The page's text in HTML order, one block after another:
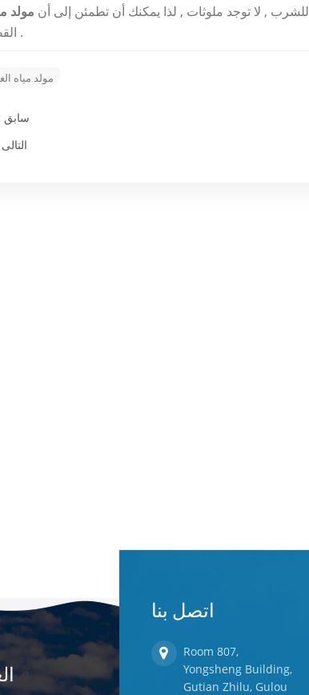
للشرب , لا توجد ملوثات , لذا يمكنك أن تطمئن إلى أن مولد
القطاعات , بإمكانيات متنوعة , هناك دائمًا واحدًا مناسبًا لك .
مولد مياه
سابق
اتصل بنا
Room 807,
Yongsheng Building,
Gutian Zhilu, Gulou